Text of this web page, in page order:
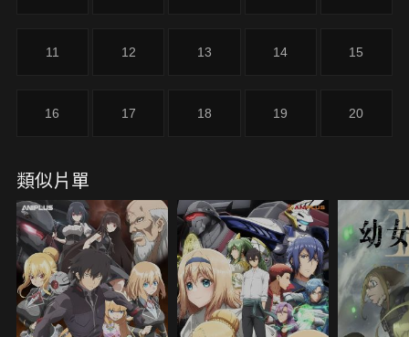
11 12 13 14 15
16 17 18 19 20
類似片單